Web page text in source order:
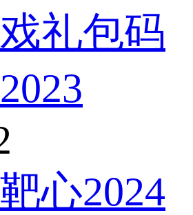
礼包码
心2024